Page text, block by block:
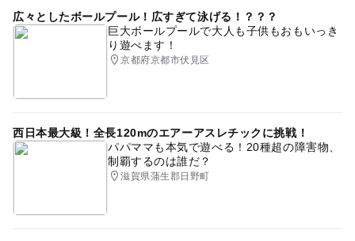
広々としたボールプール！広すぎて泳げる！？？？
巨大ボールプールで大人も子供もおもいっき
り遊べます！
京都府京都市伏見区
西日本最大級！全長120mのエアーアスレチックに挑戦！
パパママも本気で遊べる！20種超の障害物、
制覇するのは誰だ？
滋賀県蒲生郡日野町